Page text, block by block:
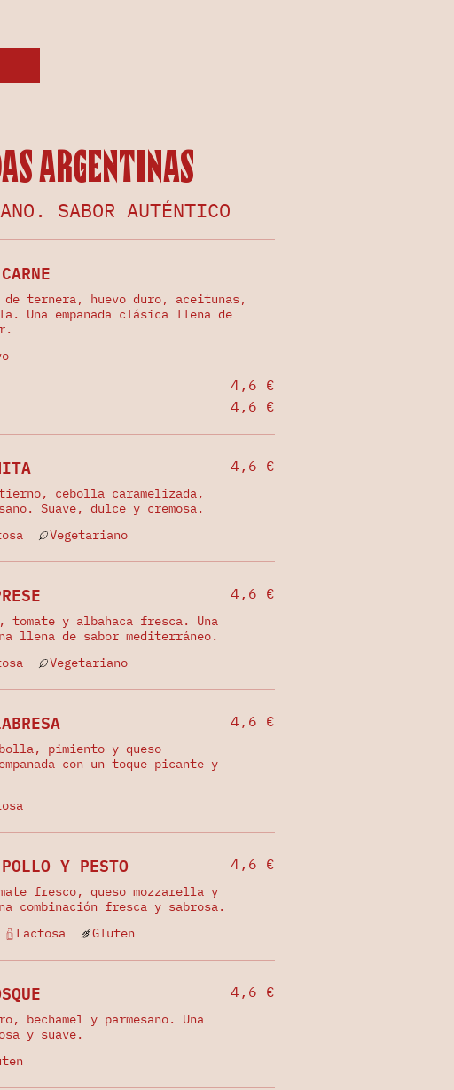
Argentinas
SABOR AUTÉNTICO
de ternera, huevo duro, aceitunas,
Una empanada clásica llena de
4,6 €
4,6 €
cebolla caramelizada,
Suave, dulce y cremosa.
4,6 €
Vegetariano
tomate y albahaca fresca. Una
llena de sabor mediterráneo.
4,6 €
Vegetariano
pimiento y queso
con un toque picante y
4,6 €
Y PESTO
fresco, queso mozzarella y
combinación fresca y sabrosa.
4,6 €
Lactosa Gluten
bechamel y parmesano. Una
y suave.
4,6 €